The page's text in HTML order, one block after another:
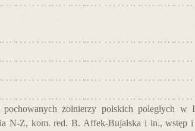
pochowanych żołnierzy polskich poległych
N-Z, kom. red. B. Affek-Bujalska i in., wstęp i